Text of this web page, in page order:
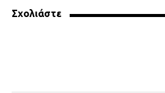
Σχολιάστε